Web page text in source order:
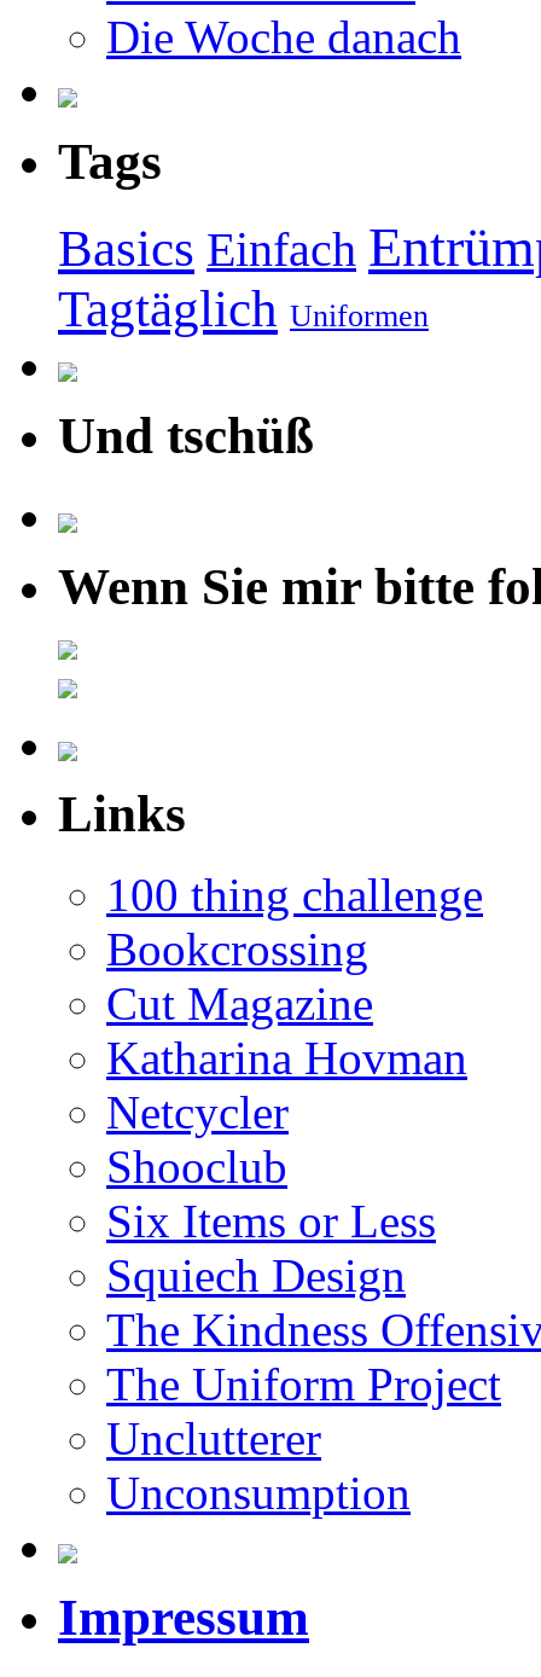
Die Woche danach
Tags
Basics Einfach
Tagtäglich Uniformen
Und tschüß
Wenn Sie mir bitte
Links
100 thing challenge
Bookcrossing
Cut Magazine
Katharina Hovman
Netcycler
Shooclub
Six Items or Less
Squiech Design
The Kindness
The Uniform Project
Unclutterer
Unconsumption
Impressum